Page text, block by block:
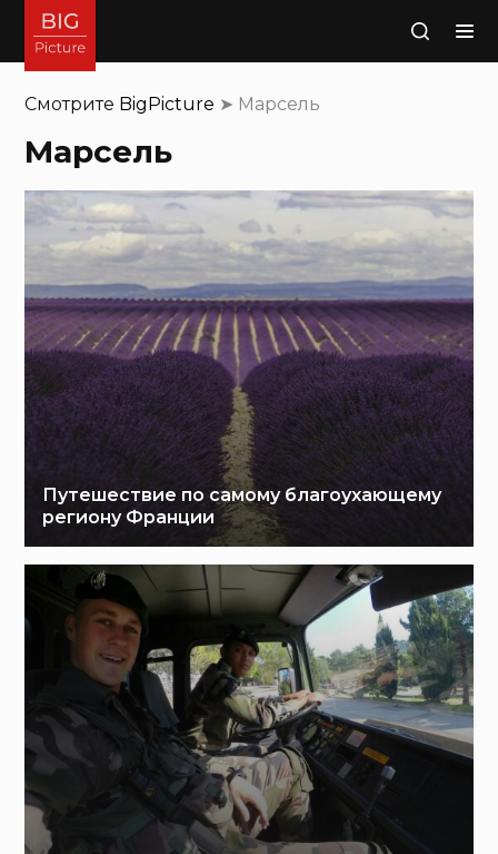
Поиск
Смотрите BigPicture ➤ Марсель
Марсель
Путешествие по самому благоухающему
региону Франции